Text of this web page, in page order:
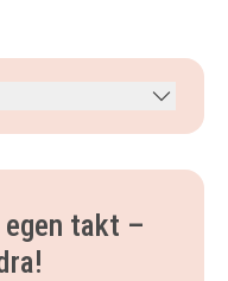
13.00–16.00
13.00–16.00
13.00–16.00
takt –